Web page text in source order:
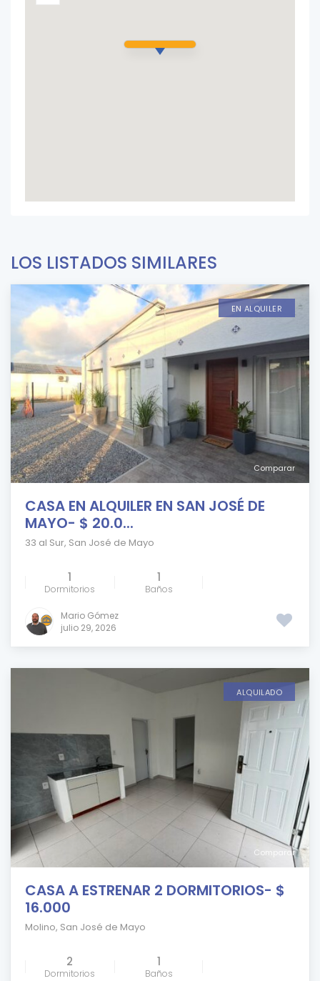
LOS LISTADOS SIMILARES
Comparar
EN ALQUILER
CASA EN ALQUILER EN SAN JOSÉ DE
MAYO- $ 20.0...
33 al Sur, San José de Mayo
1
Dormitorios
1
Baños
Mario Gómez
julio 29, 2026
Comparar
ALQUILADO
CASA A ESTRENAR 2 DORMITORIOS- $
16.000
Molino, San José de Mayo
2
Dormitorios
1
Baños